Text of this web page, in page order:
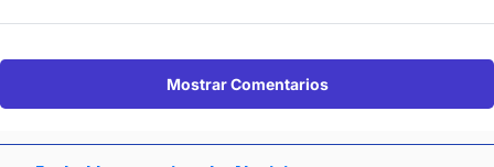
Mostrar Comentarios